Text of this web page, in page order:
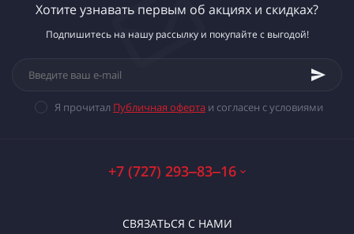
Хотите узнавать первым об акциях и скидках?
Подпишитесь на нашу рассылку и покупайте с выгодой!
Я прочитал Публичная оферта и согласен с условиями
+7 (727) 293‒83‒16
СВЯЗАТЬСЯ С НАМИ